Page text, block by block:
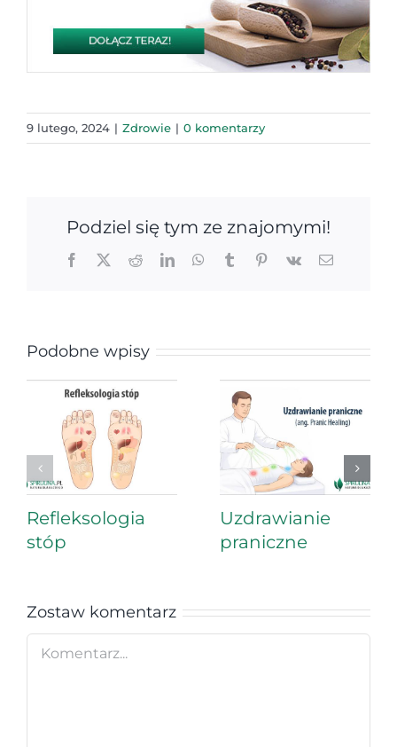
9 lutego, 2024 | Zdrowie | 0 komentarzy
Podziel się tym ze znajomymi!
Facebook
X RedditLinkedInWhatsApp
TumblrPinterest
Vk Email
Podobne wpisy
Refleksologia
stóp
Uzdrawianie
praniczne
Zostaw komentarz